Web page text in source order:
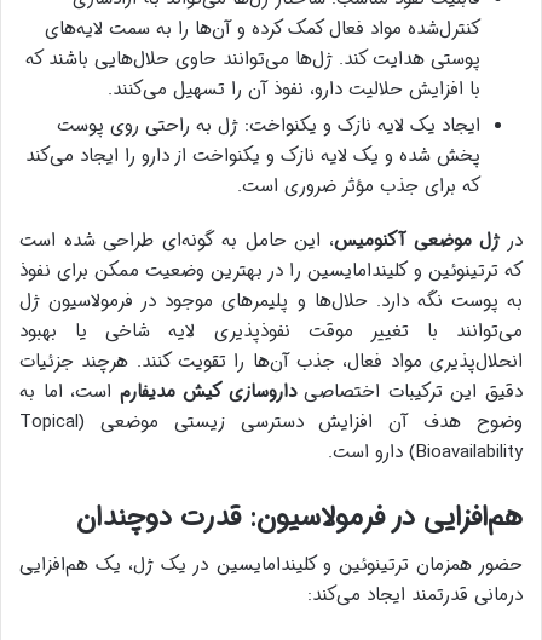
کنترل‌شده مواد فعال کمک کرده و آن‌ها را به سمت لایه‌های
پوستی هدایت کند. ژل‌ها می‌توانند حاوی حلال‌هایی باشند که
با افزایش حلالیت دارو، نفوذ آن را تسهیل می‌کنند.
ایجاد یک لایه نازک و یکنواخت: ژل به راحتی روی پوست
پخش شده و یک لایه نازک و یکنواخت از دارو را ایجاد می‌کند
که برای جذب مؤثر ضروری است.
درژل موضعی آکنومیس، این حامل به گونه‌ای طراحی شده است
که ترتینوئین و کلیندامایسین را در بهترین وضعیت ممکن برای نفوذ
به پوست نگه دارد. حلال‌ها و پلیمرهای موجود در فرمولاسیون ژل
می‌توانند با تغییر موقت نفوذپذیری لایه شاخی یا بهبود
انحلال‌پذیری مواد فعال، جذب آن‌ها را تقویت کنند. هرچند جزئیات
دقیق این ترکیبات اختصاصیداروسازی کیش مدیفارم است، اما به
وضوح هدف آن افزایش دسترسی زیستی موضعی (Topical
Bioavailability) دارو است.
هم‌افزایی در فرمولاسیون: قدرت دوچندان
حضور همزمان ترتینوئین و کلیندامایسین در یک ژل، یک هم‌افزایی
درمانی قدرتمند ایجاد می‌کند: